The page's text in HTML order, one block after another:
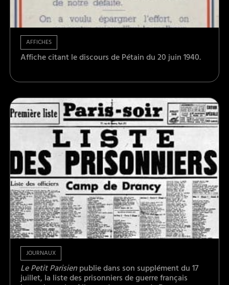
AFFICHES
Affiche citant le discours de Pétain du 20 juin 1940.
JOURNAUX
Le Petit Parisienpublie dans son supplément du 17
juillet, la liste des prisonniers de guerre français